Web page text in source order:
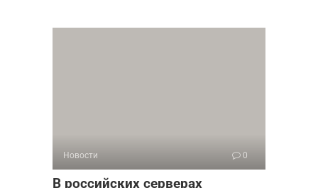
Новости 0
В российских серверах